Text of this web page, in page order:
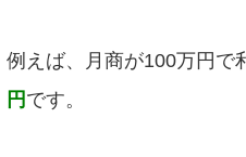
例えば、月商が100万円で
円 です。